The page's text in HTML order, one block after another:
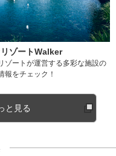
ゾートWalker
ゾートが運営する多彩な施設の
報をチェック！
と見る